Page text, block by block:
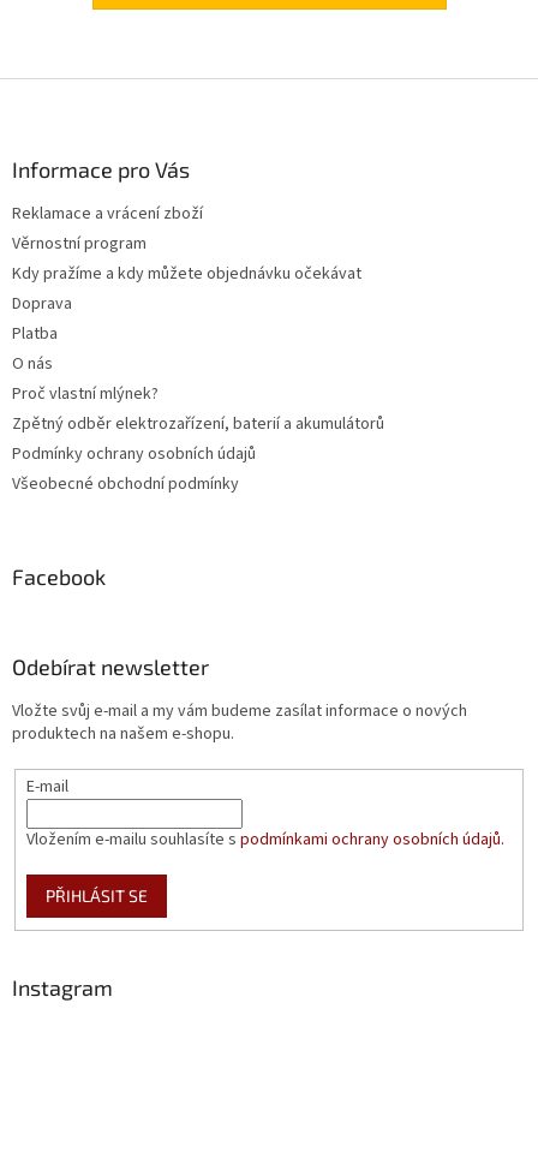
Informace pro Vás
Reklamace a vrácení zboží
Věrnostní program
Kdy pražíme a kdy můžete objednávku očekávat
Doprava
Platba
O nás
Proč vlastní mlýnek?
Zpětný odběr elektrozařízení, baterií a akumulátorů
Podmínky ochrany osobních údajů
Všeobecné obchodní podmínky
Facebook
Odebírat newsletter
Vložte svůj e-mail a my vám budeme zasílat informace o nových
produktech na našem e-shopu.
E-mail
Vložením e-mailu souhlasíte s podmínkami ochrany osobních údajů.
PŘIHLÁSIT SE
Instagram